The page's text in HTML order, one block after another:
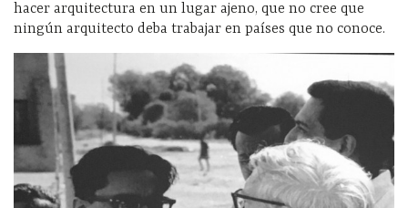
hacer arquitectura en un lugar ajeno, que no cree que
ningún arquitecto deba trabajar en países que no conoce.